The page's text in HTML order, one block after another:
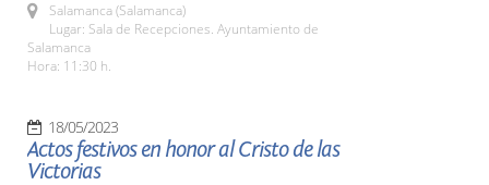
Salamanca (Salamanca)
Lugar: Sala de Recepciones. Ayuntamiento de
Salamanca
Hora: 11:30 h.
18/05/2023
Actos festivos en honor al Cristo de las
Victorias